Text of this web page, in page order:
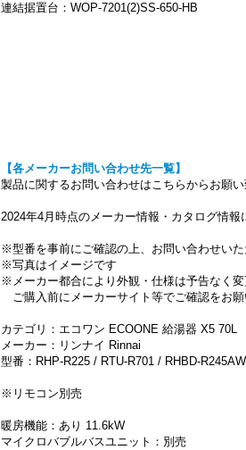
連結据置台：WOP-7201(2)SS-650-HB
【各メーカーお問い合わせ先一覧】
製品に関するお問い合わせはこちらからお願い
2024年4月時点のメーカー情報・カタログ情報
※型番を事前にご確認の上、お問い合わせい
※写真はイメージです
※メーカー都合により外観・仕様は予告なく変
ご購入前にメーカーサイト等でご確認をお願
カテゴリ：エコワン ECOONE 給湯器 X5 70L
メーカー：リンナイ Rinnai
型番：RHP-R225 / RTU-R701 / RHBD-
※リモコン別売
暖房機能：あり 11.6kW
マイクロバブルバスユニット：別売